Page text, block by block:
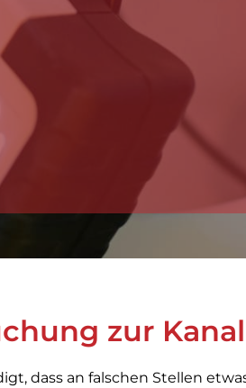
zur
dass an falschen Stellen